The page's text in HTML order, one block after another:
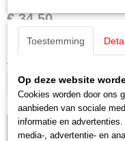
€ 34,50
Op voorraad
Aantal
IN
Toestemming
Op deze website
Cookies worden door ons
aanbieden van sociale
informatie en
media-, advertentie- en